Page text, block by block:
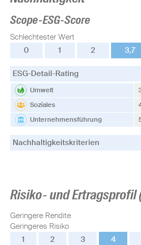
Scope-ESG-Score
Schlechtester Wert
0
1 2 3,7
ESG-Detail-Rating
Umwelt
Soziales
Unternehmensführung
Nachhaltigkeitskriterien
Risiko- und Ertragsprofil
Geringere Rendite
Geringeres Risiko
1
2 3 4